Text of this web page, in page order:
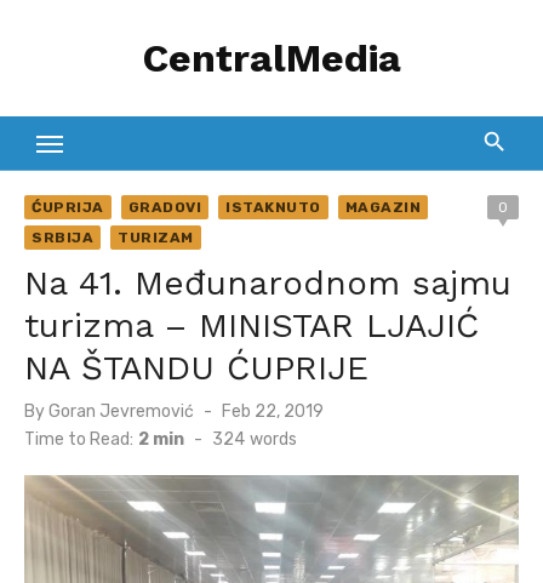
CentralMedia
ĆUPRIJA GRADOVI ISTAKNUTO
MAGAZIN
SRBIJA
TURIZAM
0
Na 41. Međunarodnom sajmu
turizma – MINISTAR LJAJIĆ
NA ŠTANDU ĆUPRIJE
ByGoran Jevremović
Posted
on
Feb 22, 2019
Time to Read: 2 min - 324 words